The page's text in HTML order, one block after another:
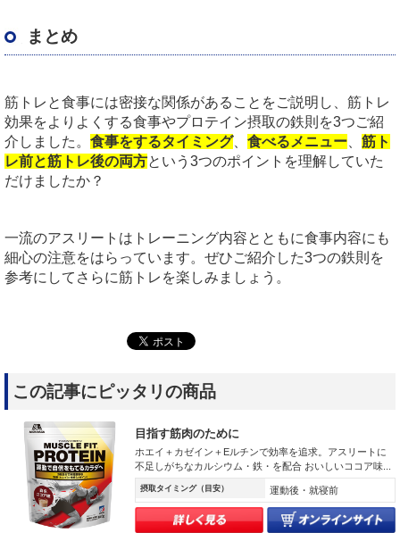
まとめ
筋トレと食事には密接な関係があることをご説明し、筋トレ
効果をよりよくする食事やプロテイン摂取の鉄則を3つご紹
介しました。 食事をするタイミング、 食べるメニュー
筋ト
レ前と筋トレ後の両方という 3つのポイントを理解していた
だけましたか？
一流のアスリートはトレーニング内容とともに食事内容にも
細心の注意をはらっています。ぜひご紹介した3つの鉄則を
参考にしてさらに筋トレを楽しみましょう。
この記事にピッタリの商品
目指す筋肉のために
ホエイ＋カゼイン＋Eルチンで効率を追求。アスリートに
不足しがちなカルシウム・鉄・を配合 おいしいココア味...
摂取タイミング（目安） 運動後・就寝前